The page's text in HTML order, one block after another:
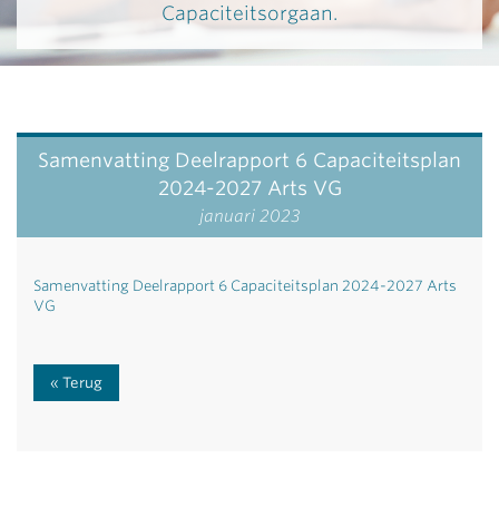
Capaciteitsorgaan.
Samenvatting Deelrapport 6 Capaciteitsplan
2024-2027 Arts VG
januari 2023
Samenvatting Deelrapport 6 Capaciteitsplan 2024-2027 Arts
VG
Terug